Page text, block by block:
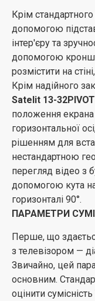
Попри додатковий
межу ваги вкрай
КОМПЛЕКТАЦІЯ
Зробивши вибір
32PIVOT100,
про що. Всі
болтів входять до
обов'язковому
інструкція, де
Крім
допомогою
інтер'єру та
допомогою
розмістити на
Крім надійного
Satelit 13-
положення
горизонтальної
рішенням для
нестандартною
перегляд відео з
допомогою кута
горизонталі 90°.
ПАРАМЕТРИ
Перше, що
з телевізором —
Звичайно, цей
основним.
оцінити